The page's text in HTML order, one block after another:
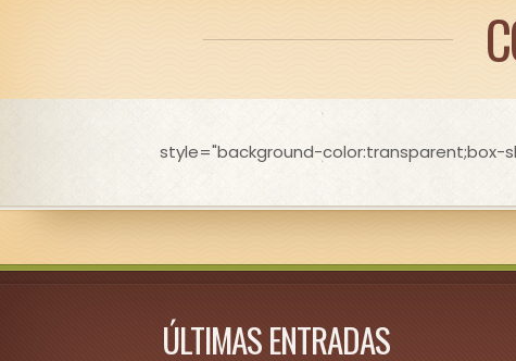
style="background-color:transparent;box-
ÚLTIMAS ENTRADAS